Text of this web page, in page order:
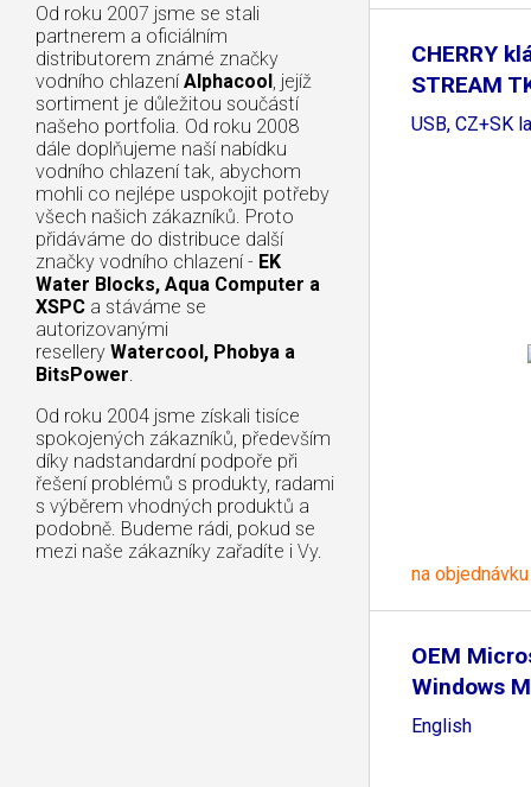
Od roku 2007 jsme se stali
partnerem a oficiálním
distributorem známé značky
vodního chlazení Alphacool, jejíž
sortiment je důležitou součástí
našeho portfolia. Od roku 2008
dále doplňujeme naší nabídku
vodního chlazení tak, abychom
mohli co nejlépe uspokojit potřeby
všech našich zákazníků. Proto
přidáváme do distribuce další
značky vodního chlazení - EK
Water Blocks, Aqua Computer a
XSPC a stáváme se
autorizovanými
resellery Watercool, Phobya a
BitsPower.
Od roku 2004 jsme získali tisíce
spokojených zákazníků, především
díky nadstandardní podpoře při
řešení problémů s produkty, radami
s výběrem vhodných produktů a
podobně. Budeme rádi, pokud se
mezi naše zákazníky zařadíte i Vy.
CHERRY
STREAM
USB, CZ+SK
na objednávku
OEM
Windows
English